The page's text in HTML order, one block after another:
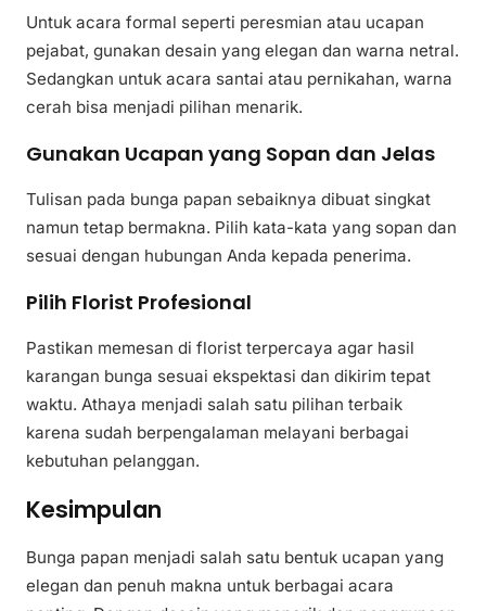
Untuk acara formal seperti peresmian atau ucapan
pejabat, gunakan desain yang elegan dan warna netral.
Sedangkan untuk acara santai atau pernikahan, warna
cerah bisa menjadi pilihan menarik.
Gunakan Ucapan yang Sopan dan Jelas
Tulisan pada bunga papan sebaiknya dibuat singkat
namun tetap bermakna. Pilih kata-kata yang sopan dan
sesuai dengan hubungan Anda kepada penerima.
Pilih Florist Profesional
Pastikan memesan di florist terpercaya agar hasil
karangan bunga sesuai ekspektasi dan dikirim tepat
waktu. Athaya menjadi salah satu pilihan terbaik
karena sudah berpengalaman melayani berbagai
kebutuhan pelanggan.
Kesimpulan
Bunga papan menjadi salah satu bentuk ucapan yang
elegan dan penuh makna untuk berbagai acara